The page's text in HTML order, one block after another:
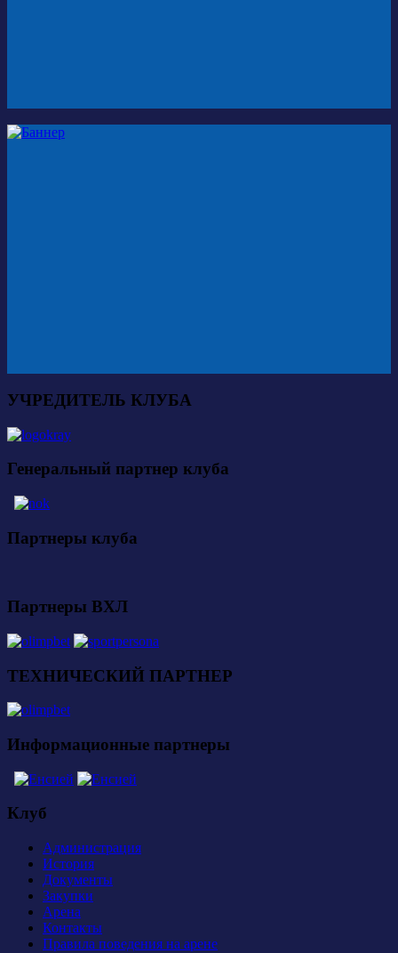
УЧРЕДИТЕЛЬ КЛУБА
Генеральный партнер клуба
Партнеры клуба
Партнеры ВХЛ
ТЕХНИЧЕСКИЙ ПАРТНЕР
Информационные партнеры
Клуб
Администрация
История
Документы
Закупки
Арена
Контакты
Правила поведения на арене